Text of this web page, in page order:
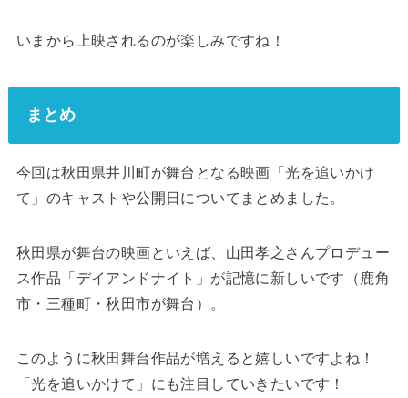
いまから上映されるのが楽しみですね！
まとめ
今回は秋田県井川町が舞台となる映画「光を追いかけ
て」のキャストや公開日についてまとめました。
秋田県が舞台の映画といえば、山田孝之さんプロデュー
ス作品「デイアンドナイト」が記憶に新しいです（鹿角
市・三種町・秋田市が舞台）。
このように秋田舞台作品が増えると嬉しいですよね！
「光を追いかけて」にも注目していきたいです！